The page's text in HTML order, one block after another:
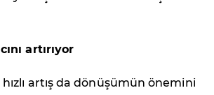
artırıyor
artış da dönüşümün önemini